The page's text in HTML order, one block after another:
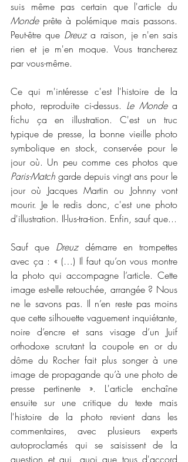
Monde prête à polémique mais passons.
Peut-être que Dreuz a raison, je n'en sais
rien et je m'en moque. Vous trancherez
par vous-même.
Ce qui m'intéresse c'est l'histoire de la
photo, reproduite ci-dessus. Le Monde a
fichu ça en illustration. C'est un truc
typique de presse, la bonne vieille photo
symbolique en stock, conservée pour le
Paris-Match garde depuis vingt ans pour le
jour où Jacques Martin ou Johnny vont
mourir. Je le redis donc, c'est une photo
d'illustration. Il-lus-tra-tion. Enfin, sauf que...
Sauf que Dreuz démarre en trompettes
avec ça : « (…) Il faut qu’on vous montre
la photo qui accompagne l’article. Cette
image est-elle retouchée, arrangée ? Nous
ne le savons pas. Il n’en reste pas moins
que cette silhouette vaguement inquiétante,
noire d’encre et sans visage d’un Juif
orthodoxe scrutant la coupole en or du
dôme du Rocher fait plus songer à une
image de propagande qu’à une photo de
presse pertinente ». L'article enchaîne
ensuite sur une critique du texte mais
l'histoire de la photo revient dans les
commentaires, avec plusieurs experts
autoproclamés qui se saisissent de la
question et qui, quoi que tous d'accord